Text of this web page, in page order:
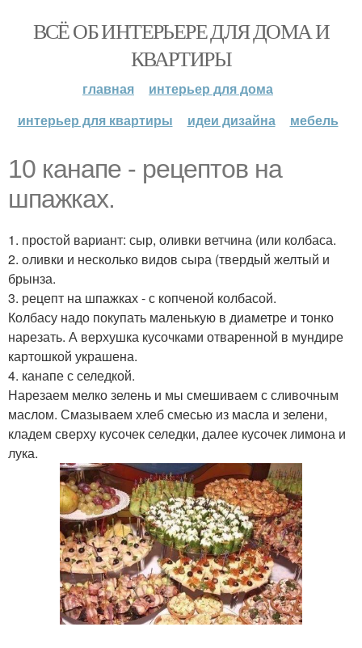
ВСЁ ОБ ИНТЕРЬЕРЕ ДЛЯ ДОМА И
КВАРТИРЫ
главная
интерьер для дома
интерьер для квартиры
идеи дизайна мебель
10 канапе - рецептов на
шпажках.
1. простой вариант: сыр, оливки ветчина (или колбаса.
2. оливки и несколько видов сыра (твердый желтый и
брынза.
3. рецепт на шпажках - с копченой колбасой.
Колбасу надо покупать маленькую в диаметре и тонко
нарезать. А верхушка кусочками отваренной в мундире
картошкой украшена.
4. канапе с селедкой.
Нарезаем мелко зелень и мы смешиваем с сливочным
маслом. Смазываем хлеб смесью из масла и зелени,
кладем сверху кусочек селедки, далее кусочек лимона и
лука.